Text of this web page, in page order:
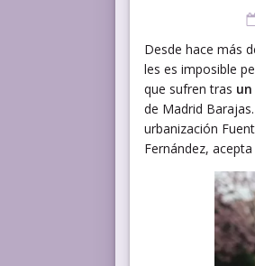
Desde hace más
les es imposible
que sufren tras
de Madrid
urbanización
Fernández,